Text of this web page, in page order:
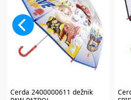
Cerda 2400000611 dežnik